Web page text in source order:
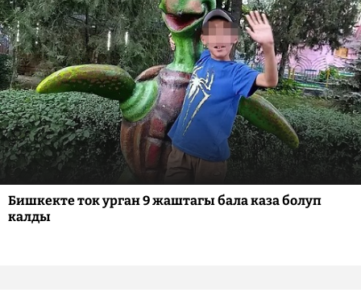
Бишкекте ток урган 9 жаштагы бала каза болуп
калды